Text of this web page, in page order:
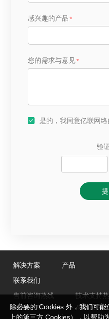
感兴趣的产品
您的需求与意见
是的，我同意亿联网络
验
解决方案 产品
联系我们
售前咨询热线
0592-570-2000
技术支持
400-057-
除必要的 Cookies 外，我们可
上的第三方 Cookies），以帮助